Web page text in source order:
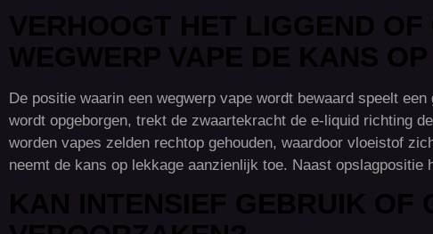
De positie waarin een wegwerp vape wordt bewaard speelt
wordt opgeborgen, trekt de zwaartekracht de e-liquid richting
worden vapes zelden rechtop gehouden, waardoor vloeistof
neemt de kans op lekkage aanzienlijk toe. Naast opslagpositie